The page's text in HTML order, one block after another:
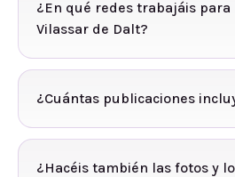
¿En qué redes trabajáis para
Vilassar de Dalt?
¿Cuántas publicaciones
¿Hacéis también las fotos y